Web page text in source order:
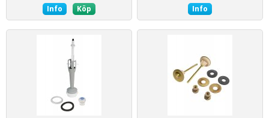
Info Köp Info